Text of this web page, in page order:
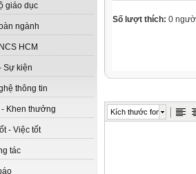
giáo dục
ngành
HCM
Sự kiện
thông tin
Khen thưởng
- Việc tốt
tác
Số lượt thích: 0
Kích thước font